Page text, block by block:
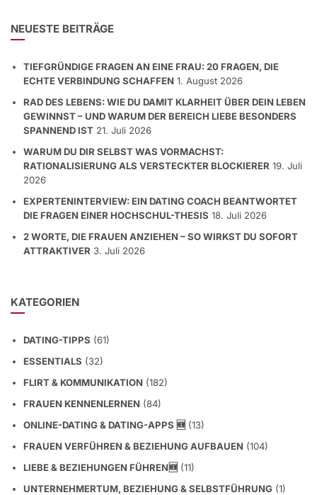
NEUESTE BEITRÄGE
TIEFGRÜNDIGE FRAGEN AN EINE FRAU: 20 FRAGEN, DIE
ECHTE VERBINDUNG SCHAFFEN 1. August 2026
RAD DES LEBENS: WIE DU DAMIT KLARHEIT ÜBER DEIN LEBEN
GEWINNST – UND WARUM DER BEREICH LIEBE BESONDERS
SPANNEND IST 21. Juli 2026
WARUM DU DIR SELBST WAS VORMACHST:
RATIONALISIERUNG ALS VERSTECKTER BLOCKIERER 19. Juli
2026
EXPERTENINTERVIEW: EIN DATING COACH BEANTWORTET
DIE FRAGEN EINER HOCHSCHUL-THESIS 18. Juli 2026
2 WORTE, DIE FRAUEN ANZIEHEN – SO WIRKST DU SOFORT
ATTRAKTIVER 3. Juli 2026
KATEGORIEN
DATING-TIPPS (61)
ESSENTIALS (32)
FLIRT & KOMMUNIKATION (182)
FRAUEN KENNENLERNEN (84)
ONLINE-DATING & DATING-APPS 🆕 (13)
FRAUEN VERFÜHREN & BEZIEHUNG AUFBAUEN (104)
LIEBE & BEZIEHUNGEN FÜHREN🆕 (11)
UNTERNEHMERTUM, BEZIEHUNG & SELBSTFÜHRUNG (1)